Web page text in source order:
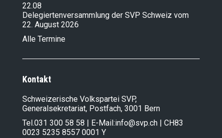
22.08
Delegiertenversammlung der SVP Schweiz vom
22. August 2026
Alle Termine
Kontakt
Schweizerische Volkspartei SVP,
Generalsekretariat, Postfach, 3001 Bern
Tel.031 300 58 58 | E-Mail:info@svp.ch | CH83
0023 5235 8557 0001 Y